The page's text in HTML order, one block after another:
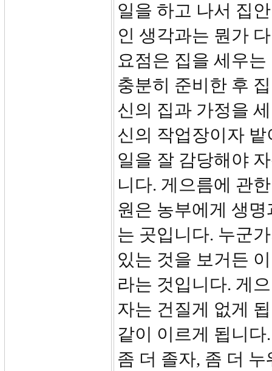
일을 하고 나서 집
인 생각과는 뭔가
요점은 집을 세우
충분히 준비한 후
신의 집과 가정을
신의 작업장이자
일을 잘 감당해야
니다. 게으름에 관
원은 농부에게 생
는 곳입니다. 누군
있는 것을 보거든
라는 것입니다. 게
자는 건질게 없게
같이 이르게 됩니
좀 더 졸자, 좀 더